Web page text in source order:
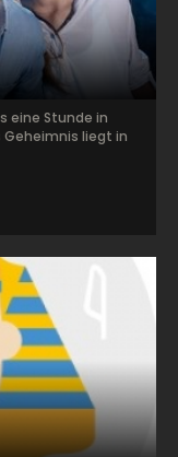
eine Stunde in
liegt in